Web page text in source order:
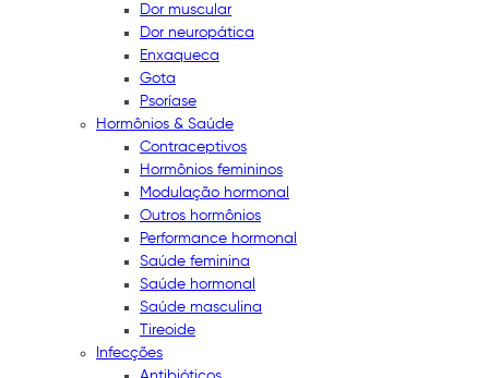
Dor muscular
Dor neuropática
Enxaqueca
Gota
Psoríase
Hormônios & Saúde
Contraceptivos
Hormônios femininos
Modulação hormonal
Outros hormônios
Performance hormonal
Saúde feminina
Saúde hormonal
Saúde masculina
Tireoide
Infecções